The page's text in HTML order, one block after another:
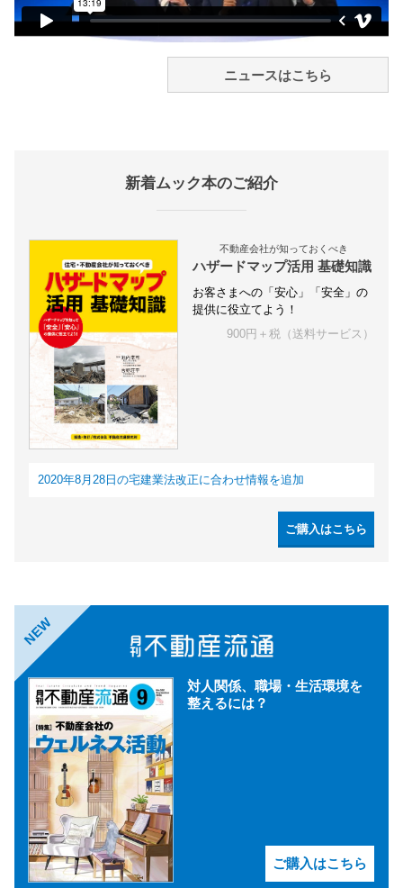
ニュースはこちら
新着ムック本のご紹介
不動産会社が知っておくべき
ハザードマップ活用 基礎知識
お客さまへの「安心」「安全」の
提供に役立てよう！
900円＋税（送料サービス）
2020年8月28日の宅建業法改正に合わせ情報を追加
ご購入はこちら
NEW
対人関係、職場・生活環境を
整えるには？
ご購入はこちら